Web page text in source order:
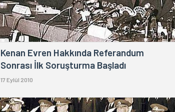
Kenan Evren Hakkında Referandum
Sonrası İlk Soruşturma Başladı
17 Eylül 2010